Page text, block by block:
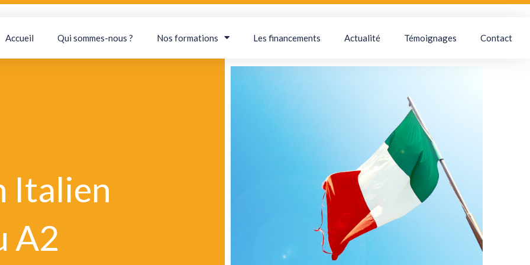
Accueil Qui sommes-nous ? Nos formations Les financements Actualité Témoignages Contact
Italien
A2